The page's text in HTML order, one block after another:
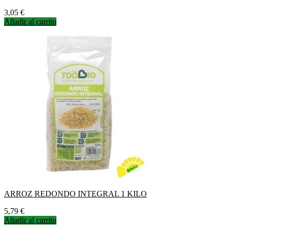
Precio
3,05 €
Añadir al carrito
ARROZ REDONDO INTEGRAL 1 KILO
Precio
5,79 €
Añadir al carrito